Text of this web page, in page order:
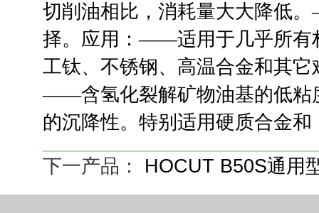
切削油相比，消耗量大大降低
择。应用：——适用于几乎所
工钛、不锈钢、高温合金和其
——含氢化裂解矿物油基的低
的沉降性。特别适用硬质合金和
下一产品： HOCUT B50S通用